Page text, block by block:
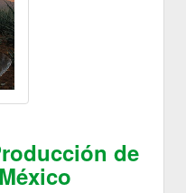
de